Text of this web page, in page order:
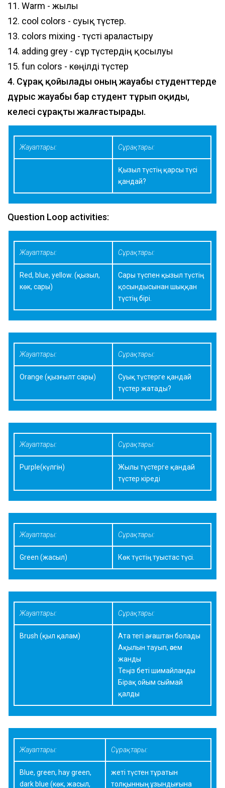
11. Warm - жылы
12. cool colors - суық түстер.
13. colors mixing - түсті араластыру
14. adding grey - сұр түстердің қосылуы
15. fun colors - көңілді түстер
4. Сұрақ қойылады оның жауабы студенттерде
дұрыс жауабы бар студент тұрып оқиды,
келесі сұрақты жалғастырады.
Жауаптары: Сұрақтары:
Қызыл түстің қарсы түсі
қандай?
Question Loop activities:
Жауаптары: Сұрақтары:
Red, blue, yellow. (қызыл,
көк, сары)
Сары түспен қызыл түстің
қосындысынан шыққан
түстің бірі.
Жауаптары: Сұрақтары:
Orange (қызғылт сары)
Суық түстерге қандай
түстер жатады?
Жауаптары: Сұрақтары:
Purple(күлгін)
Жылы түстерге қандай
түстер кіреді
Жауаптары: Сұрақтары:
Green (жасыл) Көк түстің туыстас түсі.
Жауаптары: Сұрақтары:
Brush (қыл қалам)
Ата тегі ағаштан болады
Ақылын тауып, әсем
жанды
Теңіз беті шимайланды
Бірақ ойым сыймай
қалды
Жауаптары: Сұрақтары:
Blue, green, hay green,
dark blue (көк, жасыл,
жеті түстен тұратын
толқынның ұзындығына